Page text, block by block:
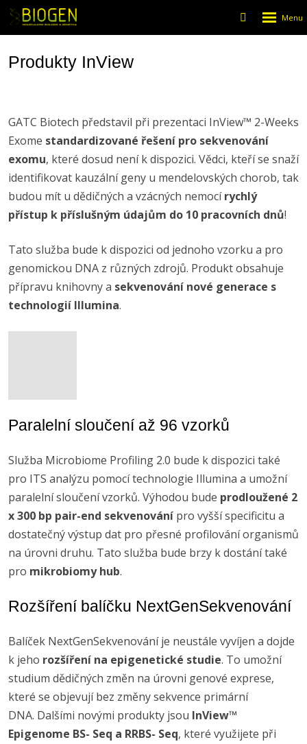
Vyhledávání
menu
Produkty InView
GATC Biotech představil při prezentaci InView™ 2-Weeks
Exome standardizované řešení pro sekvenování
exomu, které dosud není k dispozici. Vědci, kteří se snaží
identifikovat kauzální geny u mendelovských chorob, tak
budou mít u dědičných a vzácných nemocírychlý
přístup k příslušným údajům do 10 pracovních dnů!
Tato služba bude k dispozici od jednoho vzorku a pro
genomickou DNA z různých zdrojů. Produkt obsahuje
přípravu knihovny a sekvenování nové generace s
technologií Illumina.
Paralelní sloučení až 96 vzorků
Služba Microbiome Profiling 2.0 bude k dispozici také
pro ITS analýzu pomocí technologie Illumina a umožní
paralelní sloučení vzorků. Výhodou bude prodloužené 2
x 300 bp pair-end sekvenování pro vyšší specificitu a
dostatečný výstup dat pro přesné profilování organismů
na úrovni druhu. Tato služba bude brzy k dostání také
pro mikrobiomy hub.
Rozšíření balíčku NextGenSekvenování
Balíček NextGenSekvenování je neustále vyvíjen a dojde
k jeho rozšíření na epigenetické studie. To umožní
studium dědičných změn na úrovni genové exprese,
které se objevují bez změny sekvence primární
DNA. Dalšími novými produkty jsou InView™
Epigenome BS- Seq a RRBS- Seq, které využijete při